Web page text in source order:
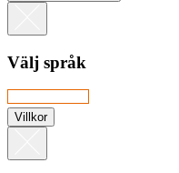
Välj språk
Villkor